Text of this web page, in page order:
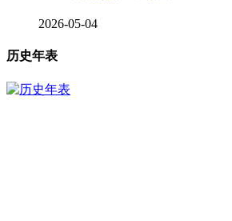
2026-05-04
历史年表